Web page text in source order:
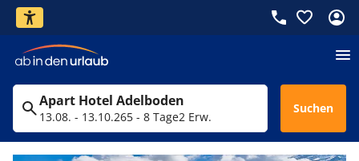
Apart Hotel Adelboden
13.08. - 13.10.265 - 8 Tage2 Erw.
Suchen